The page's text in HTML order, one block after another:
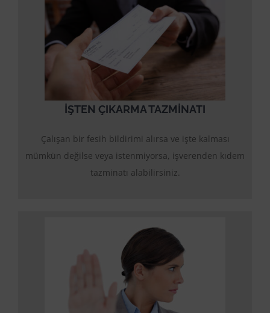
İŞTEN ÇIKARMA TAZMİNATI
Çalışan bir fesih bildirimi alırsa ve işte kalması
mümkün değilse veya istenmiyorsa, işverenden kıdem
tazminatı alabilirsiniz.